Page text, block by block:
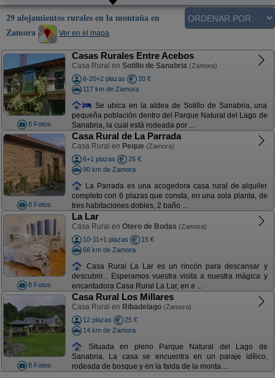
29 alojamientos rurales en la montaña en
Zamora
Ver en el mapa
8 Fotos
Casas Rurales Entre Acebos
Casa Rural en Sotillo de Sanabria (Zamora)
6-20+2 plazas
20 €
117 km de Zamora
Se ubica en la aldea de Sotillo de Sanabria, una
pequeña población dentro del Parque Natural del Lago de
Sanabria, la cual está rodeada por ...
8 Fotos
Casa Rural de La Parrada
Casa Rural en Peque (Zamora)
6+1 plazas
25 €
90 km de Zamora
La Parrada es una acogedora casa rural de alquiler
completo con 6 plazas que consta, en una sola planta, de
tres habitaciones dobles, 2 baño ...
8 Fotos
La Lar
Casa Rural en Otero de Bodas (Zamora)
10-11+1 plazas
15 €
68 km de Zamora
Casa Rural La Lar es un rincón para descansar y
descubrir... Esperamos vuestra visita a nuestra mágica y
encantadora Casa Rural La Lar, en e ...
8 Fotos
Casa Rural Los Millares
Casa Rural en Ribadelago (Zamora)
12 plazas
25 €
14 km de Zamora
Situada en pleno Parque Natural del Lago de
Sanabria. La casa se encuentra en un paraje idílico,
rodeada de bosque y en la falda de la monta ...